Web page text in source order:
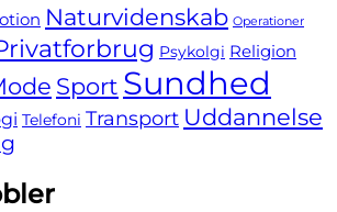
Naturvidenskab Operationer
Psykolgi Religion
Sport Sundhed
Telefoni Transport Uddannelse